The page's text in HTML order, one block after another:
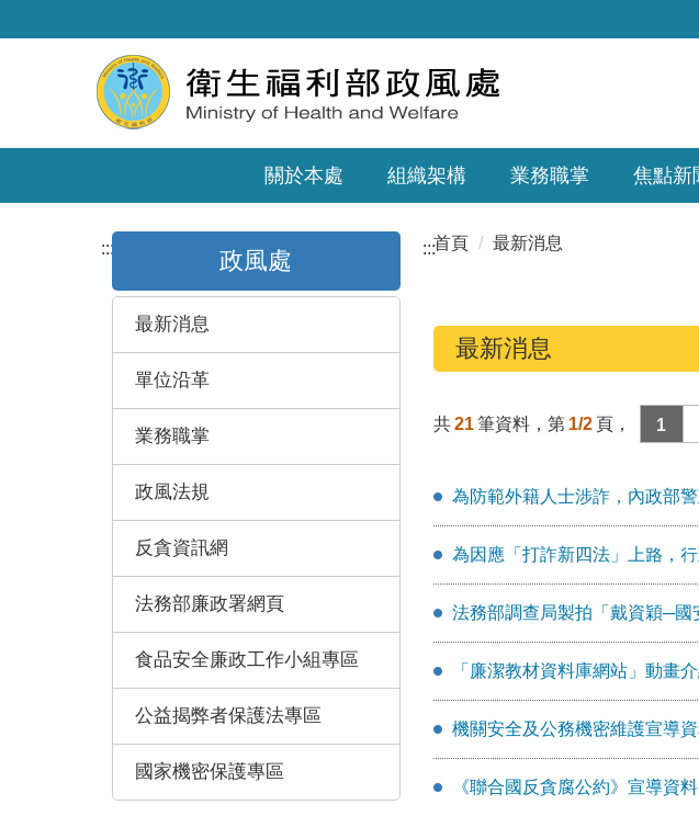
關於本處 組織架構 業務職掌 焦點新
::: 政風處
最新消息
單位沿革
業務職掌
政風法規
反貪資訊網
法務部廉政署網頁
食品安全廉政工作小組專區
公益揭弊者保護法專區
國家機密保護專區
:::首頁 最新消息
最新消息
共 21 筆資料，第 1/2 頁， 1
為防範外籍人士涉詐，內政部
為因應「打詐新四法」上路，
法務部調查局製拍「戴資穎─
「廉潔教材資料庫網站」動畫
機關安全及公務機密維護宣導
《聯合國反貪腐公約》宣導資料